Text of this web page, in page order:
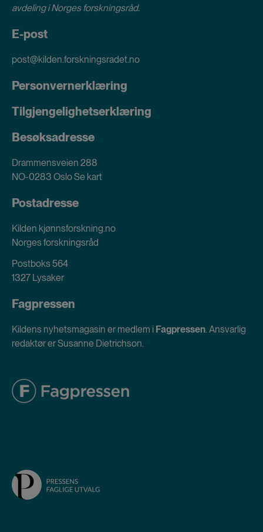
avdeling iNorges forskningsråd.
E-post
post@kilden.forskningsradet.no
Personvernerklæring
Tilgjengelighetserklæring
Besøksadresse
Drammensveien 288
NO-0283 OsloSe kart
Postadresse
Kilden kjønnsforskning.no
Norges forskningsråd
Postboks 564
1327 Lysaker
Fagpressen
Kildens nyhetsmagasin er medlem i Fagpressen. Ansvarlig
redaktør er Susanne Dietrichson.